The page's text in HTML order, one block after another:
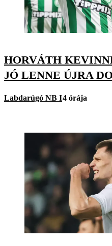
HORVÁTH
JÓ LENNE ÚJRA
Labdarúgó NB I4 órája